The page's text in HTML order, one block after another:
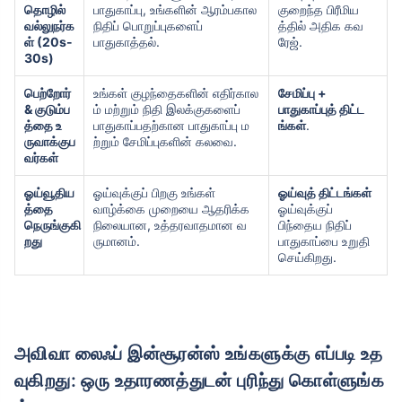
தொழில்
வல்லுநர்க
ள் (20s-
30s)
பாதுகாப்பு, உங்களின் ஆரம்பகால
நிதிப் பொறுப்புகளைப்
பாதுகாத்தல்.
குறைந்த பிரீமிய
த்தில் அதிக கவ
ரேஜ்.
பெற்றோர்
& குடும்ப
த்தை உ
ருவாக்குப
வர்கள்
உங்கள் குழந்தைகளின் எதிர்கால
ம் மற்றும் நிதி இலக்குகளைப்
பாதுகாப்பதற்கான பாதுகாப்பு ம
ற்றும் சேமிப்புகளின் கலவை.
சேமிப்பு +
பாதுகாப்புத் திட்ட
ங்கள்.
ஓய்வூதிய
த்தை
நெருங்குகி
றது
ஓய்வுக்குப் பிறகு உங்கள்
வாழ்க்கை முறையை ஆதரிக்க
நிலையான, உத்தரவாதமான வ
ருமானம்.
ஓய்வுத் திட்டங்கள்
ஓய்வுக்குப்
பிந்தைய நிதிப்
பாதுகாப்பை உறுதி
செய்கிறது.
அவிவா லைஃப் இன்சூரன்ஸ் உங்களுக்கு எப்படி உத
வுகிறது: ஒரு உதாரணத்துடன் புரிந்து கொள்ளுங்க